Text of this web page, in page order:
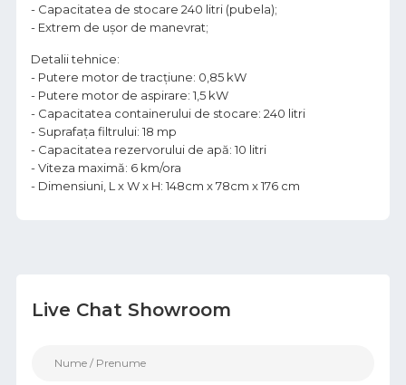
Live Chat Showroom
- Capacitatea de stocare 240 litri (pubela);
- Extrem de uşor de manevrat;
Detalii tehnice:
- Putere motor de tracţiune: 0,85 kW
- Putere motor de aspirare: 1,5 kW
- Capacitatea containerului de stocare: 240 litri
- Suprafaţa filtrului: 18 mp
- Capacitatea rezervorului de apă: 10 litri
- Viteza maximă: 6 km/ora
- Dimensiuni, L x W x H: 148cm x 78cm x 176 cm